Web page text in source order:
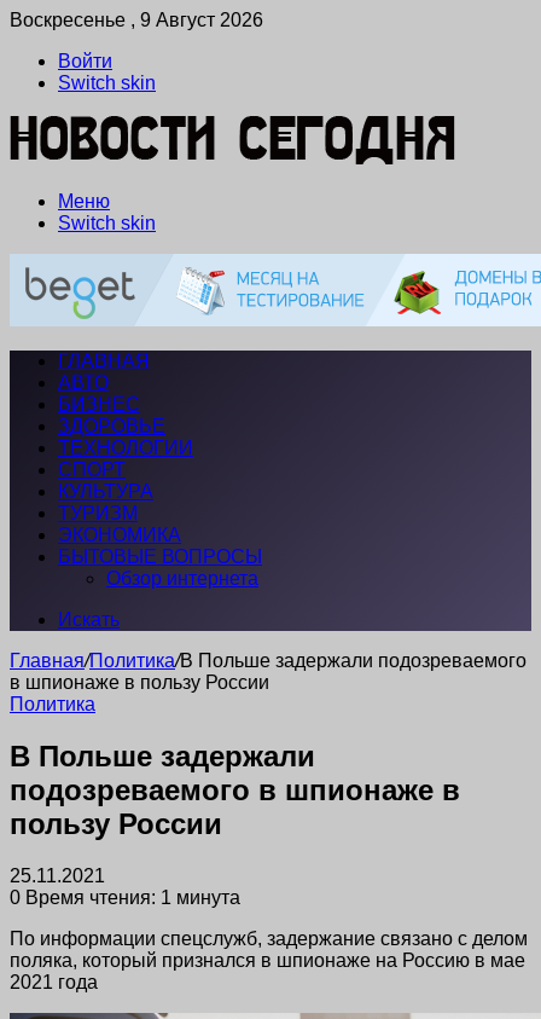
Воскресенье , 9 Август 2026
Войти
Switch skin
Меню
Switch skin
ГЛАВНАЯ
АВТО
БИЗНЕС
ЗДОРОВЬЕ
ТЕХНОЛОГИИ
СПОРТ
КУЛЬТУРА
ТУРИЗМ
ЭКОНОМИКА
БЫТОВЫЕ ВОПРОСЫ
Обзор интернета
Искать
Главная/Политика/В Польше задержали подозреваемого
в шпионаже в пользу России
Политика
В Польше задержали
подозреваемого в шпионаже в
пользу России
25.11.2021
0 Время чтения: 1 минута
По информации спецслужб, задержание связано с делом
поляка, который признался в шпионаже на Россию в мае
2021 года